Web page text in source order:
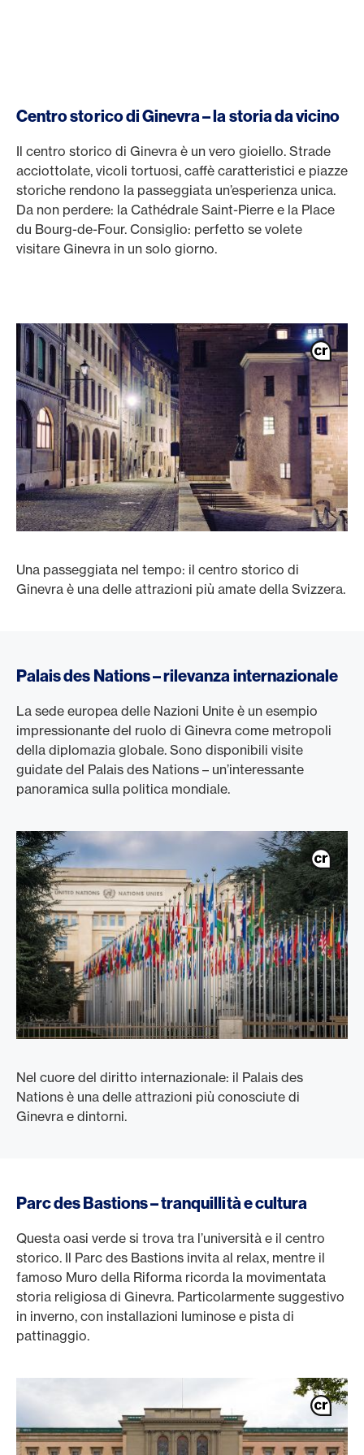
Centro storico di Ginevra – la storia da vicino
Il centro storico di Ginevra è un vero gioiello. Strade
acciottolate, vicoli tortuosi, caffè caratteristici e piazze
storiche rendono la passeggiata un’esperienza unica.
Da non perdere: la Cathédrale Saint-Pierre e la Place
du Bourg-de-Four. Consiglio: perfetto se volete
visitare Ginevra in un solo giorno.
Una passeggiata nel tempo: il centro storico di
Ginevra è una delle attrazioni più amate della Svizzera.
Palais des Nations – rilevanza internazionale
La sede europea delle Nazioni Unite è un esempio
impressionante del ruolo di Ginevra come metropoli
della diplomazia globale. Sono disponibili visite
guidate del Palais des Nations – un’interessante
panoramica sulla politica mondiale.
Nel cuore del diritto internazionale: il Palais des
Nations è una delle attrazioni più conosciute di
Ginevra e dintorni.
Parc des Bastions – tranquillità e cultura
Questa oasi verde si trova tra l’università e il centro
storico. Il Parc des Bastions invita al relax, mentre il
famoso Muro della Riforma ricorda la movimentata
storia religiosa di Ginevra. Particolarmente suggestivo
in inverno, con installazioni luminose e pista di
pattinaggio.